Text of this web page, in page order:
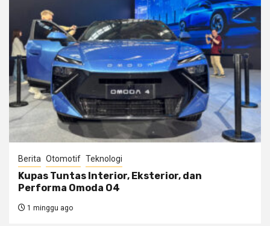
Berita Otomotif Teknologi
Kupas Tuntas Interior, Eksterior, dan
Performa Omoda O4
1 minggu ago